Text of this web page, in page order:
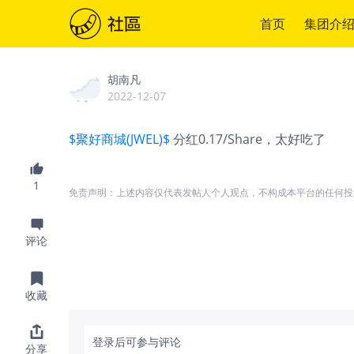
首页 集团介绍
1
评论
收藏
分享
胡南凡
2022-12-07
$聚好商城(JWEL)$ 分红0.17/Share，太好吃了
免责声明：上述内容仅代表发帖人个人观点，不构成本平台的任何
登录后可参与评论